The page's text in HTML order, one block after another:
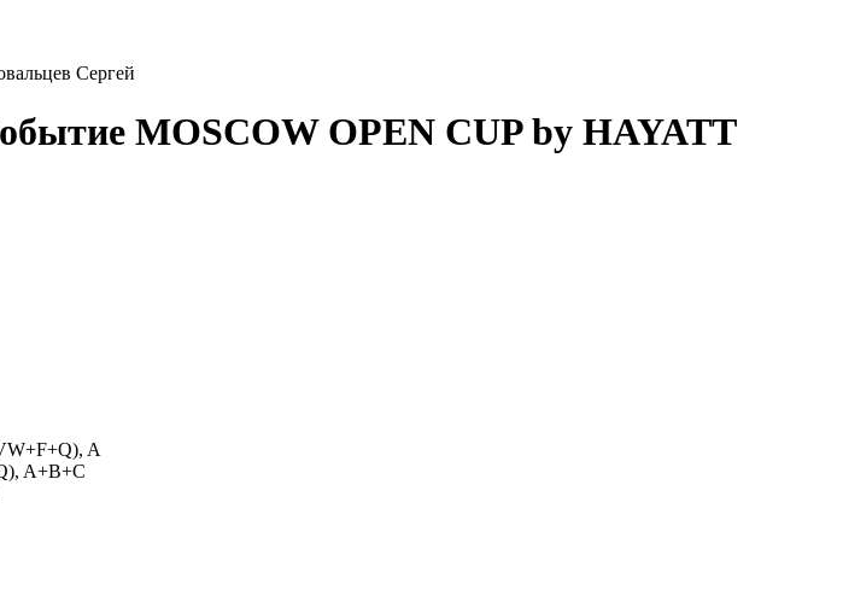
Сергей
MOSCOW OPEN CUP by HAYATT
A
A+B+C